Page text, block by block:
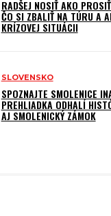
RADŠEJ NOSIŤ AKO
ČO SI ZBALIŤ NA TÚRU A
KRÍZOVEJ SITUÁCII
SLOVENSKO
SPOZNAJTE SMOLENICE
PREHLIADKA ODHALÍ
AJ SMOLENICKÝ ZÁMOK